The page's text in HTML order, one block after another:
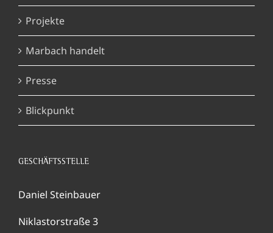
Projekte
Marbach handelt
Presse
Blickpunkt
GESCHÄFTSSTELLE
Daniel Steinbauer
Niklastorstraße 3